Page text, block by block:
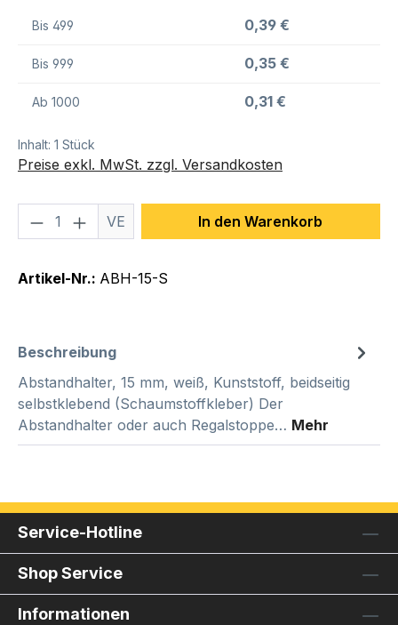
Bis 499 0,39 €
Bis 999 0,35 €
Ab 1000 0,31 €
Inhalt: 1 Stück
Preise exkl. MwSt. zzgl. Versandkosten
Produkt Anzahl: Gib den
VE In den Warenkorb
Artikel-Nr.: ABH-15-S
Beschreibung
Abstandhalter, 15 mm, weiß, Kunststoff, beidseitig
selbstklebend (Schaumstoffkleber) Der
Abstandhalter oder auch Regalstoppe… Mehr
Service-Hotline
Shop Service
Informationen